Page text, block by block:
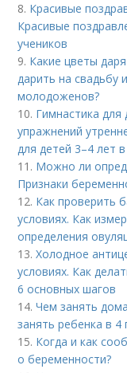
8. Красивые
Красивые
учеников
9. Какие цветы
дарить на свадьбу
молодоженов?
10. Гимнастика для
упражнений
для детей 3–4 лет
11. Можно ли
Признаки
12. Как проверить
условиях. Как
определения
13.Холодное
условиях. Как
6 основных шагов
14.Чем занять
занять ребенка в 4
15. Когда и как
о беременности?